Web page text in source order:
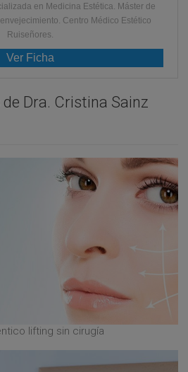
en Medicina Estética. Máster de
Centro Médico Estético
Ruiseñores.
Ver Ficha
Dra. Cristina Sainz
lifting sin cirugía